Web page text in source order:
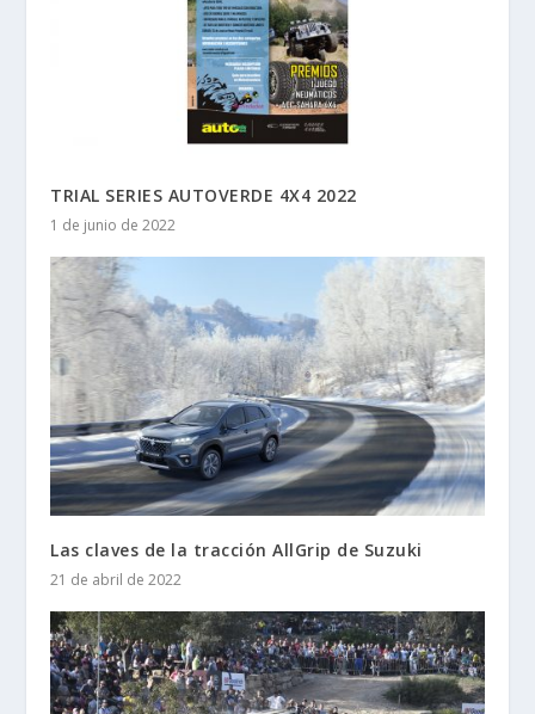
TRIAL SERIES AUTOVERDE 4X4 2022
1 de junio de 2022
Las claves de la tracción AllGrip de Suzuki
21 de abril de 2022